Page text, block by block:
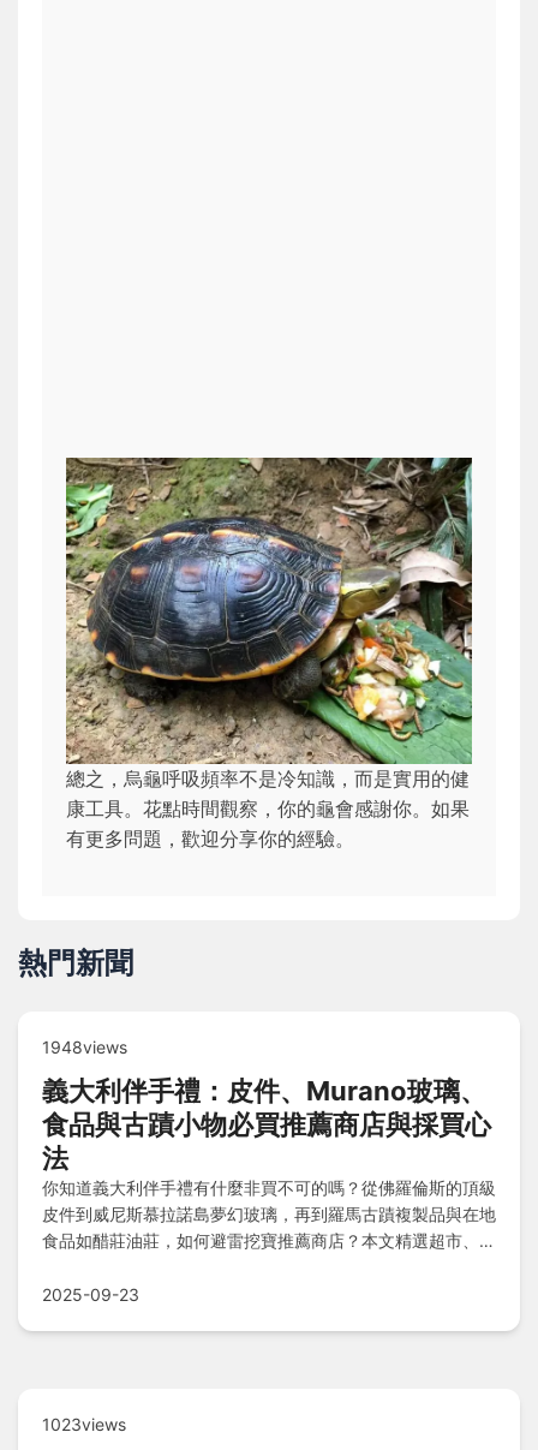
總之，烏龜呼吸頻率不是冷知識，而是實用的健
康工具。花點時間觀察，你的龜會感謝你。如果
有更多問題，歡迎分享你的經驗。
熱門新聞
1948views
義大利伴手禮：皮件、Murano玻璃、
食品與古蹟小物必買推薦商店與採買心
法
你知道義大利伴手禮有什麼非買不可的嗎？從佛羅倫斯的頂級
皮件到威尼斯慕拉諾島夢幻玻璃，再到羅馬古蹟複製品與在地
食品如醋莊油莊，如何避雷挖寶推薦商店？本文精選超市、專
細算不吃虧！
2025-09-23
1023views